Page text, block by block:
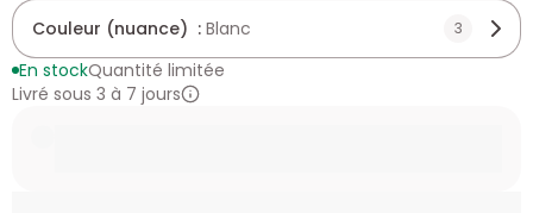
Couleur (nuance) : Blanc 3
En stockQuantité limitée
Livré sous 3 à 7 jours